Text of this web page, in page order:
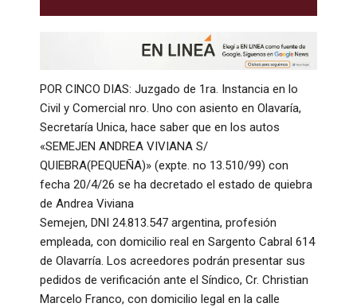
POR CINCO DIAS: Juzgado de 1ra. Instancia en lo
Civil y Comercial nro. Uno con asiento en Olavaría,
Secretaría Unica, hace saber que en los autos
«SEMEJEN ANDREA VIVIANA S/
QUIEBRA(PEQUEÑA)» (expte. no 13.510/99) con
fecha 20/4/26 se ha decretado el estado de quiebra
de Andrea Viviana
Semejen, DNI 24.813.547 argentina, profesión
empleada, con domicilio real en Sargento Cabral 614
de Olavarría. Los acreedores podrán presentar sus
pedidos de verificación ante el Síndico, Cr. Christian
Marcelo Franco, con domicilio legal en la calle